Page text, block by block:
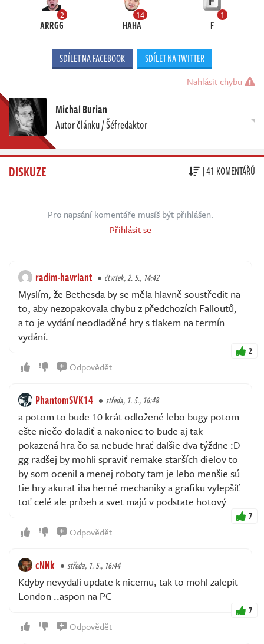
2
ARRGG
14
HAHA
1
F
SDÍLET NA FACEBOOK SDÍLET NA TWITTER
Nahlásit chybu
Michal Burian
Autor článku / Šéfredaktor
DISKUZE | 41 KOMENTÁŘŮ
Pro napsání komentáře musíš být přihlášen.
Přihlásit se
radim-havrlant čtvrtek, 2. 5., 14:42
Myslím, že Bethesda by se měla hlavně soustředit na
to, aby nezopakovala chybu z předchozích Falloutů,
a to je vydání neodladěné hry s tlakem na termín
vydání.
2
Odpovědět
PhantomSVK14 středa, 1. 5., 16:48
a potom to bude 10 krát odložené lebo bugy potom
ešte niečo doladiť a nakoniec to bude aj tak
pokazená hra čo sa nebude hrať dalšie dva týždne :D
gg radšej by mohli spraviť remake starších dielov to
by som ocenil a menej roboty tam je lebo menšie sú
tie hry akurat iba herné mechaniky a grafiku vylepšíť
toť celé ale príbeh a svet majú v podstate hotový
7
Odpovědět
cNNk středa, 1. 5., 16:44
Kdyby nevydali update k nicemu, tak to mohl zalepit
London ..aspon na PC
7
Odpovědět